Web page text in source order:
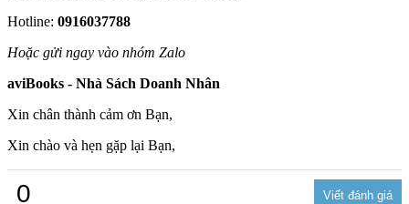
Hotline: 0916037788
Hoặc gửi ngay vào nhóm Zalo
aviBooks - Nhà Sách Doanh Nhân
Xin chân thành cảm ơn Bạn,
Xin chào và hẹn gặp lại Bạn,
0